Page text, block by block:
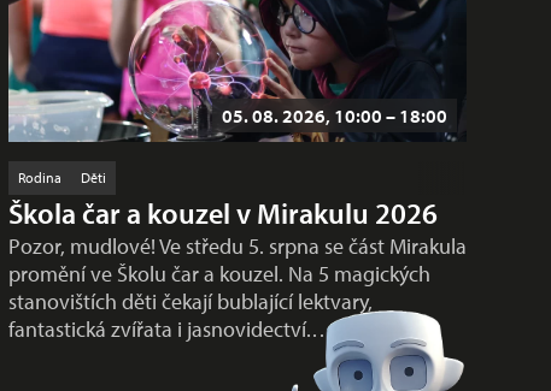
05. 08. 2026, 10:00 – 18:00
Rodina Děti
Škola čar a kouzel v Mirakulu 2026
Pozor, mudlové! Ve středu 5. srpna se část Mirakula
promění ve Školu čar a kouzel. Na 5 magických
stanovištích děti čekají bublající lektvary,
fantastická zvířata i jasnovidectví.…